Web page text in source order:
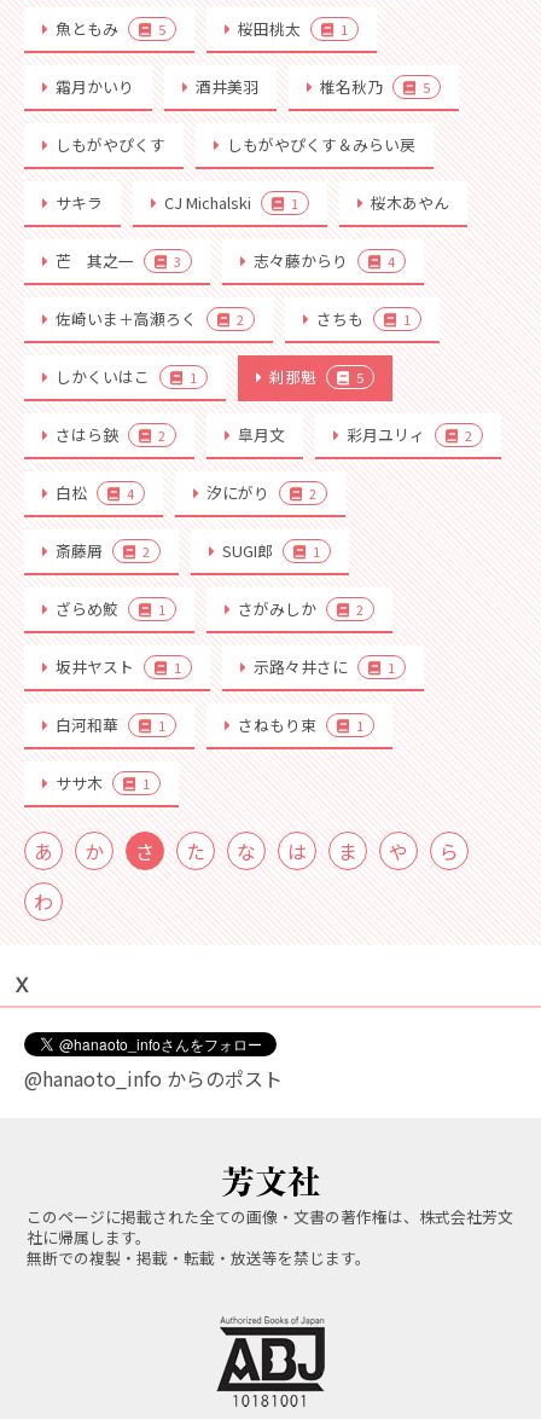
魚ともみ 5 桜田桃太 1
霜月かいり 酒井美羽 椎名秋乃 5
しもがやぴくす しもがやぴくす＆みらい戻
サキラ CJ Michalski 1 桜木あやん
芒 其之一 3 志々藤からり 4
佐崎いま＋高瀬ろく 2 さちも 1
しかくいはこ 1 刹那魁 5
さはら鋏 2 皐月文 彩月ユリィ 2
白松 4 汐にがり 2
斎藤屑 2 SUGI郎 1
ざらめ鮫 1 さがみしか 2
坂井ヤスト 1 示路々井さに 1
白河和華 1 さねもり束 1
ササ木 1
あ か さ た な は ま や
ら
わ
Ｘ
@hanaoto_info からのポスト
このページに掲載された全ての画像・文書の著作権は、株式会社芳文
社に帰属します。
無断での複製・掲載・転載・放送等を禁じます。